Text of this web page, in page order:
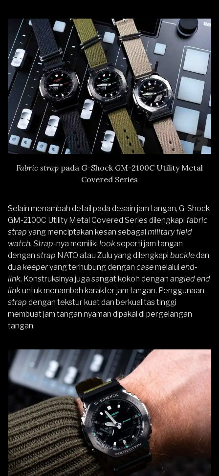
Fabric strap pada G-Shock GM-2100C Utility Metal
Covered Series
Selain menambah detail pada desain jam tangan, G-Shock
GM-2100C Utility Metal Covered Series dilengkapi fabric
strap yang menciptakan kesan sebagai military field
watch. Strap-nya memiliki lookseperti jam tangan
dengan strap NATO atau Zulu yang dilengkapi buckledan
dua keeperyang terhubung dengan casemelalui end-
link. Konstruksinya juga sangat kokoh dengan angled end
linkuntuk menambah karakter jam tangan. Penggunaan
strap dengan tekstur kuat dan berkualitas tinggi
membuat jam tangan nyaman dipakai di pergelangan
tangan.